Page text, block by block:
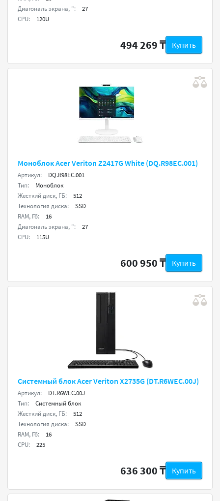
Диагональ экрана, ":
27
CPU:
120U
494 269 ₸ Купить
Моноблок Acer Veriton Z2417G White (DQ.R98EC.001)
Артикул:
DQ.R98EC.001
Тип:
Моноблок
Жесткий диск, ГБ:
512
Технология диска:
SSD
RAM, Гб:
16
Диагональ экрана, ":
27
CPU:
115U
600 950 ₸ Купить
Системный блок Acer Veriton X2735G (DT.R6WEC.00J)
Артикул:
DT.R6WEC.00J
Тип:
Системный блок
Жесткий диск, ГБ:
512
Технология диска:
SSD
RAM, Гб:
16
CPU:
225
636 300 ₸ Купить